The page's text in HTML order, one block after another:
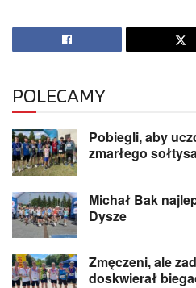
POLECAMY
Pobiegli, aby
zmarłego
Michał Bak
Dysze
Zmęczeni, ale
doskwierał